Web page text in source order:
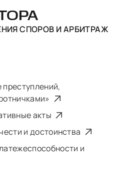
СПОРОВ И АРБИТРАЖ
акты
и достоинства
и